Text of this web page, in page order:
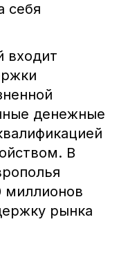
себя
входит
денежные
В
миллионов
рынка